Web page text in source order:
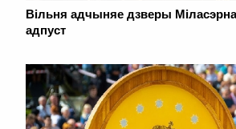
Вільня адчыняе дзверы
адпуст